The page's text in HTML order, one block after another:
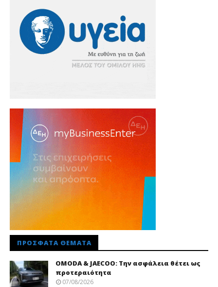
ΠΡΌΣΦΑΤΑ ΘΈΜΑΤΑ
OMODA & JAECOO: Την ασφάλεια θέτει ως
προτεραιότητα
07/08/2026